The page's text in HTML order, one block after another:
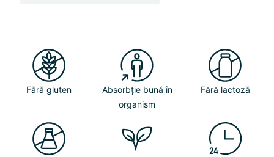
Fără gluten
Absorbție bună în
organism
Fără lactoză